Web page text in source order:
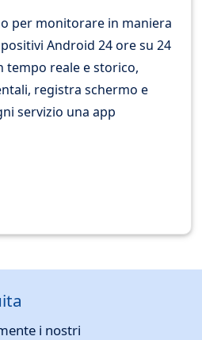
per monitorare in maniera
Android 24 ore su 24
tempo reale e storico,
registra schermo e
servizio una app
i nostri